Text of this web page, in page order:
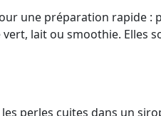
une préparation rapide
lait ou smoothie. Elles
perles cuites dans un